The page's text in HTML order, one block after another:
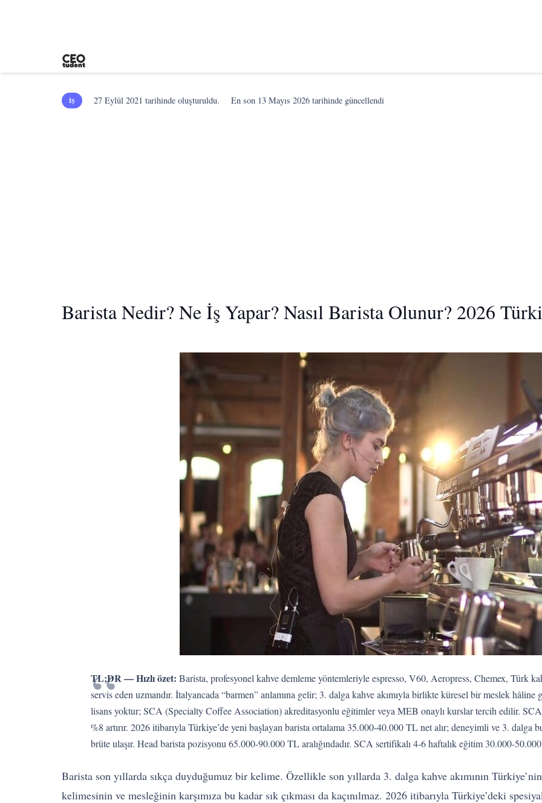
İŞ 27 Eylül 2021 tarihinde oluşturuldu. En son 13 Mayıs 2026 tarihinde güncellendi
Barista Nedir? Ne İş Yapar? Nasıl Barista Olunur? 2026
TL;DR — Hızlı özet: Barista, profesyonel kahve demleme yöntemleriyle espresso, V60, Aeropress, Chemex, Türk
servis eden uzmandır. İtalyancada “barmen” anlamına gelir; 3. dalga kahve akımıyla birlikte küresel bir meslek
lisans yoktur; SCA (Specialty Coffee Association) akreditasyonlu eğitimler veya MEB onaylı kurslar tercih edilir.
%8 artırır. 2026 itibarıyla Türkiye’de yeni başlayan barista ortalama 35.000-40.000 TL net alır; deneyimli ve 3.
brüte ulaşır. Head barista pozisyonu 65.000-90.000 TL aralığındadır. SCA sertifikalı 4-6 haftalık eğitim 30.000-
Barista son yıllarda sıkça duyduğumuz bir kelime. Özellikle son yıllarda 3. dalga kahve akımının
kelimesinin ve mesleğinin karşımıza bu kadar sık çıkması da kaçınılmaz. 2026 itibarıyla Türkiye’deki